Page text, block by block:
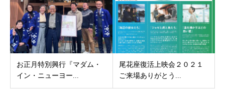
お正月特別興行『マダム・
イン・ニューヨー...
尾花座復活上映会２０２１
ご来場ありがとう...